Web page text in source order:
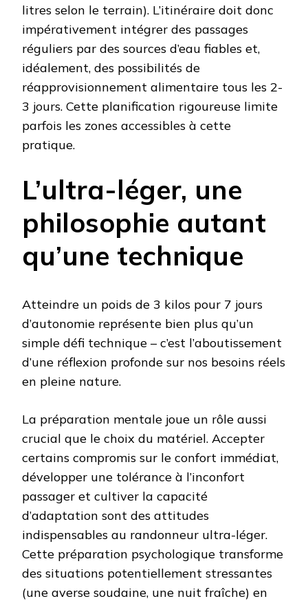
litres selon le terrain). L’itinéraire doit donc
impérativement intégrer des passages
réguliers par des sources d’eau fiables et,
idéalement, des possibilités de
réapprovisionnement alimentaire tous les 2-
3 jours. Cette planification rigoureuse limite
parfois les zones accessibles à cette
pratique.
L’ultra-léger, une
philosophie autant
qu’une technique
Atteindre un poids de 3 kilos pour 7 jours
d’autonomie représente bien plus qu’un
simple défi technique – c’est l’aboutissement
d’une réflexion profonde sur nos besoins réels
en pleine nature.
La préparation mentale joue un rôle aussi
crucial que le choix du matériel. Accepter
certains compromis sur le confort immédiat,
développer une tolérance à l’inconfort
passager et cultiver la capacité
d’adaptation sont des attitudes
indispensables au randonneur ultra-léger.
Cette préparation psychologique transforme
des situations potentiellement stressantes
(une averse soudaine, une nuit fraîche) en